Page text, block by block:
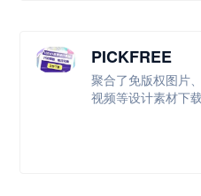
PICKFREE
聚合了免版权图片
视频等设计素材下